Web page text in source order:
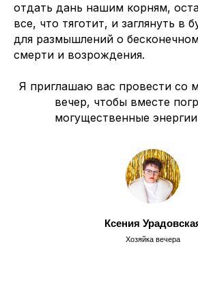
отдать дань нашим корням,
все, что тяготит, и заглянуть в
для размышлений о
смерти и возрождения.
Я приглашаю вас провести со
вечер, чтобы вместе
могущественные
Ксения
Хозяйка вечера